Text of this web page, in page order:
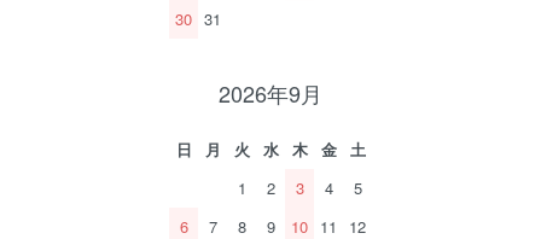
30 31
2026年9月
日 月 火 水 木 金
土
1
2 3 4
5
6
7 8 9 10 11
12